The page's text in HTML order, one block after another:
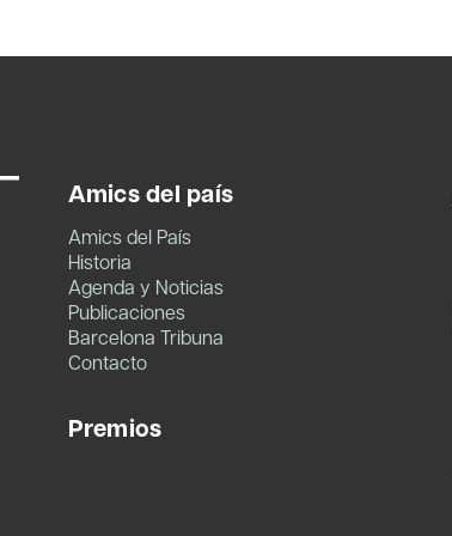
Amics del país
Amics del País
Historia
Agenda y Noticias
Publicaciones
Barcelona Tribuna
Contacto
Premios